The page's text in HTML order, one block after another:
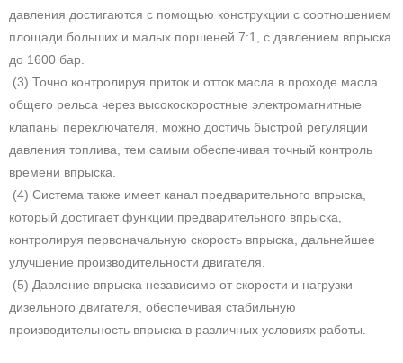
давления достигаются с помощью конструкции с соотношением
площади больших и малых поршеней 7:1, с давлением впрыска
до 1600 бар.
(3) Точно контролируя приток и отток масла в проходе масла
общего рельса через высокоскоростные электромагнитные
клапаны переключателя, можно достичь быстрой регуляции
давления топлива, тем самым обеспечивая точный контроль
времени впрыска.
(4) Система также имеет канал предварительного впрыска,
который достигает функции предварительного впрыска,
контролируя первоначальную скорость впрыска, дальнейшее
улучшение производительности двигателя.
(5) Давление впрыска независимо от скорости и нагрузки
дизельного двигателя, обеспечивая стабильную
производительность впрыска в различных условиях работы.